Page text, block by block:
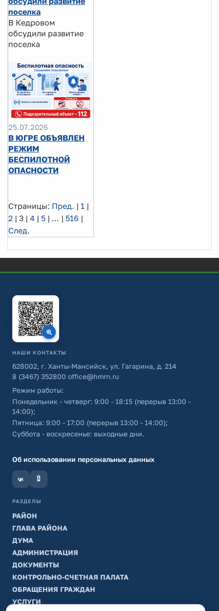
поселка
В Кедровом
обсудили развитие
поселка
25.07.2026
В ЮГРЕ ОБЪЯВЛЕН
РЕЖИМ
БЕСПИЛОТНОЙ
ОПАСНОСТИ
Страницы: Пред. | 1 |
2 | 3 | 4 | 5 | ... | 516 |
След.
НАШИ КОНТАКТЫ
628002, г. Ханты-Мансийск, ул. Гагарина, д. 214
8 (3467) 352800 office@hmrn.ru
Режим работы:
Понедельник - четверг: 9:00 - 18:15 (перерыв 13:00 -
14:00);
Пятница: 9:00 - 17:00 (перерыв 13:00 - 14:00);
Суббота - воскресенье: выходные дни.
Об использовании персональных данных
РАЗДЕЛЫ
РАЙОН
ГЛАВА РАЙОНА
ДУМА
АДМИНИСТРАЦИЯ
ДОКУМЕНТЫ
КОНТРОЛЬНО-СЧЕТНАЯ ПАЛАТА
ОБРАЩЕНИЯ ГРАЖДАН
УСЛУГИ